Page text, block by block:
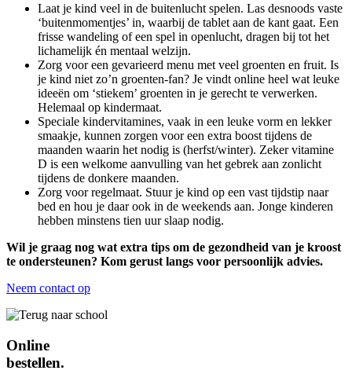
Laat je kind veel in de buitenlucht spelen. Las desnoods vaste
‘buitenmomentjes’ in, waarbij de tablet aan de kant gaat. Een
frisse wandeling of een spel in openlucht, dragen bij tot het
lichamelijk én mentaal welzijn.
Zorg voor een gevarieerd menu met veel groenten en fruit. Is
je kind niet zo’n groenten-fan? Je vindt online heel wat leuke
ideeën om ‘stiekem’ groenten in je gerecht te verwerken.
Helemaal op kindermaat.
Speciale kindervitamines, vaak in een leuke vorm en lekker
smaakje, kunnen zorgen voor een extra boost tijdens de
maanden waarin het nodig is (herfst/winter). Zeker vitamine
D is een welkome aanvulling van het gebrek aan zonlicht
tijdens de donkere maanden.
Zorg voor regelmaat. Stuur je kind op een vast tijdstip naar
bed en hou je daar ook in de weekends aan. Jonge kinderen
hebben minstens tien uur slaap nodig.
Wil je graag nog wat extra tips om de gezondheid van je kroost
te ondersteunen? Kom gerust langs voor persoonlijk advies.
Neem contact op
Online
bestellen.